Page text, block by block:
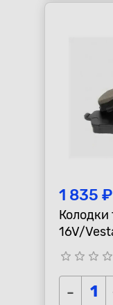
1 835 ₽
16V/
star_border star_border star_border star_border
-